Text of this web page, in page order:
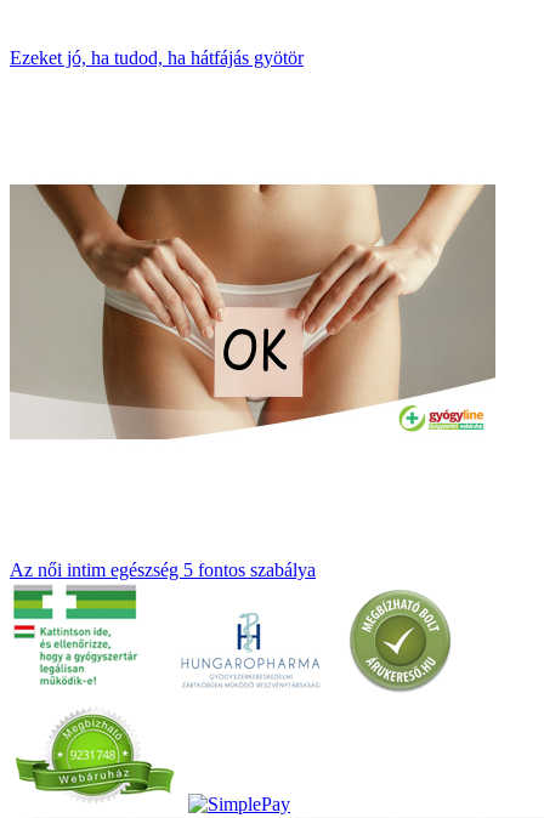
Ezeket jó, ha tudod, ha hátfájás gyötör
Az női intim egészség 5 fontos szabálya